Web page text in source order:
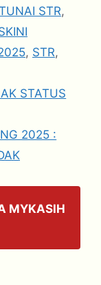
STR,
, STR,
STATUS
2025 :
MYKASIH